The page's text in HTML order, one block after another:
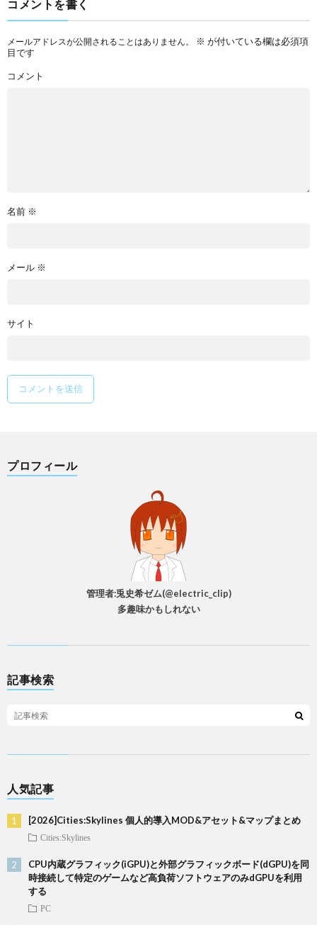
コメントを書く
メールアドレスが公開されることはありません。 ※ が付いている欄は必須項
目です
コメント
名前 ※
メール ※
サイト
プロフィール
管理者:兎史希ゼム(@electric_clip)
多趣味かもしれない
記事検索
人気記事
[2026]Cities:Skylines 個人的導入MOD&アセット&マップまとめ
Cities:Skylines
CPU内蔵グラフィック(iGPU)と外部グラフィックボード(dGPU)を同
時接続して特定のゲームなど高負荷ソフトウェアのみdGPUを利用
する
PC